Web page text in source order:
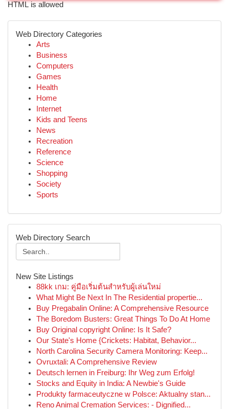
HTML is allowed
Web Directory Categories
Arts
Business
Computers
Games
Health
Home
Internet
Kids and Teens
News
Recreation
Reference
Science
Shopping
Society
Sports
Web Directory Search
New Site Listings
88kk เกม: คู่มือเริ่มต้นสำหรับผู้เล่นใหม่
What Might Be Next In The Residential propertie...
Buy Pregabalin Online: A Comprehensive Resource
The Boredom Busters: Great Things To Do At Home
Buy Original copyright Online: Is It Safe?
Our State's Home {Crickets: Habitat, Behavior...
North Carolina Security Camera Monitoring: Keep...
Ovruxtali: A Comprehensive Review
Deutsch lernen in Freiburg: Ihr Weg zum Erfolg!
Stocks and Equity in India: A Newbie's Guide
Produkty farmaceutyczne w Polsce: Aktualny stan...
Reno Animal Cremation Services: - Dignified...